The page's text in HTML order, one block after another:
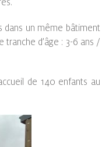
dans un même bâtiment
tranche d’âge : 3-6 ans /
de 140 enfants au